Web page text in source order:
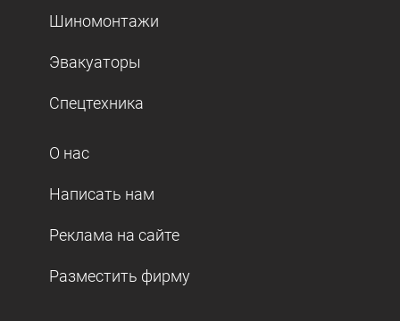
Шиномонтажи
Эвакуаторы
Спецтехника
О нас
Написать нам
Реклама на сайте
Разместить фирму